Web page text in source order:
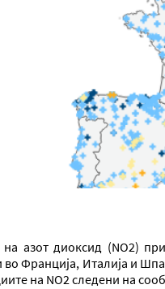
азот диоксид (NO2)
Франција, Италија и
на NO2 следени на